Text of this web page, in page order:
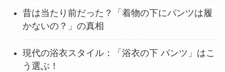
昔は当たり前だった？「着物の下にパンツは履
かないの？」の真相
現代の浴衣スタイル：「浴衣の下 パンツ」はこ
う選ぶ！